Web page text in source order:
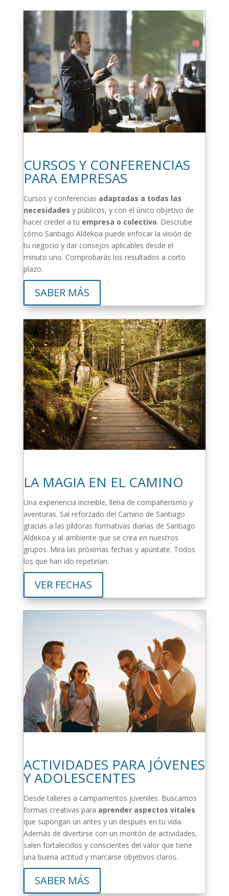
CURSOS Y CONFERENCIAS
PARA EMPRESAS
Cursos y conferencias adaptadas a todas las
necesidades y públicos, y con el único objetivo de
hacer creder a tu empresa o colectivo. Descrube
cómo Santiago Aldekoa puede enfocar la visión de
tu negocio y dar consejos aplicables desde el
minuto uno. Comprobarás los resultados a corto
plazo.
SABER MÁS
LA MAGIA EN EL CAMINO
Una experiencia increible, llena de compañerismo y
aventuras. Sal reforzado del Camino de Santiago
gracias a las píldoras formativas diarias de Santiago
Aldekoa y al ambiente que se crea en nuestros
grupos. Mira las próximas fechas y apúntate. Todos
los que han ido repetirían.
VER FECHAS
ACTIVIDADES PARA JÓVENES
Y ADOLESCENTES
Desde talleres a campamentos juveniles. Buscamos
formas creativas para aprender aspectos vitales
que supongan un antes y un después en tu vida.
Además de divertirse con un montón de actividades,
salen fortalecidos y conscientes del valor que tiene
una buena actitud y marcarse objetivos claros.
SABER MÁS